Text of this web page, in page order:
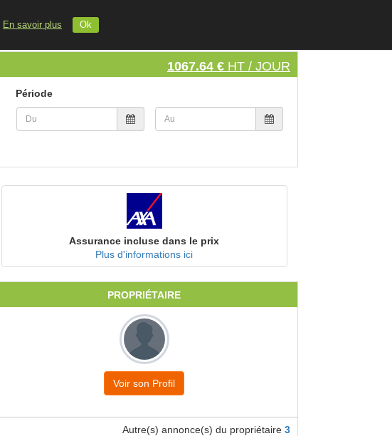
INSCRIVEZ VOTRE MATERIEL
En savoir plus Ok
1067.64 € HT / JOUR
Période
Assurance incluse dans le prix
Plus d'informations ici
PROPRIÉTAIRE
Voir son Profil
Autre(s) annonce(s) du propriétaire 3